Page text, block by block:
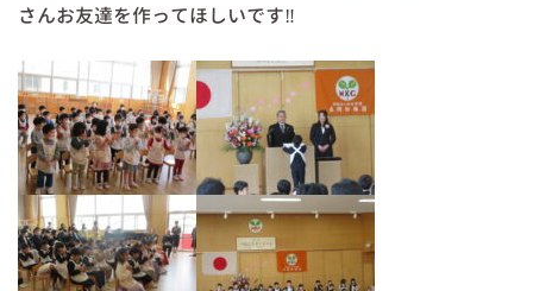
さんお友達を作ってほしいです‼